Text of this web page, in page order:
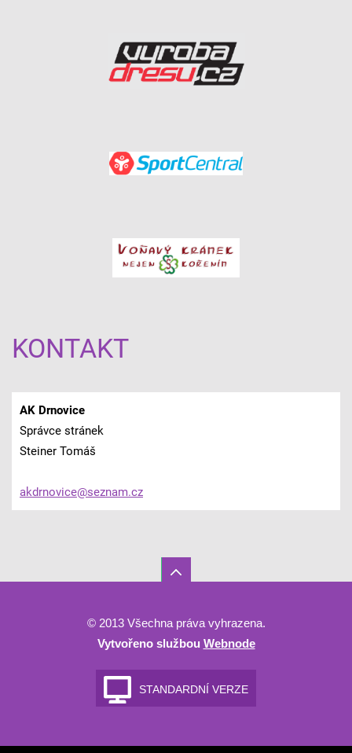
KONTAKT
AK Drnovice
Správce stránek
Steiner Tomáš
akdrnovice@seznam.cz
© 2013 Všechna práva vyhrazena.
Vytvořeno službou Webnode
STANDARDNÍ VERZE